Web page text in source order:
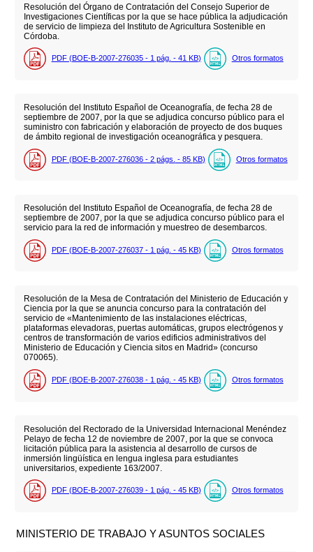
Resolución del Órgano de Contratación del Consejo Superior de
Investigaciones Científicas por la que se hace pública la adjudicación
de servicio de limpieza del Instituto de Agricultura Sostenible en
Córdoba.
PDF (BOE-B-2007-276035 - 1 pág. - 41 KB) Otros formatos
Resolución del Instituto Español de Oceanografía, de fecha 28 de
septiembre de 2007, por la que se adjudica concurso público para el
suministro con fabricación y elaboración de proyecto de dos buques
de ámbito regional de investigación oceanográfica y pesquera.
PDF (BOE-B-2007-276036 - 2 págs. - 85 KB) Otros formatos
Resolución del Instituto Español de Oceanografía, de fecha 28 de
septiembre de 2007, por la que se adjudica concurso público para el
servicio para la red de información y muestreo de desembarcos.
PDF (BOE-B-2007-276037 - 1 pág. - 45 KB) Otros formatos
Resolución de la Mesa de Contratación del Ministerio de Educación y
Ciencia por la que se anuncia concurso para la contratación del
servicio de «Mantenimiento de las instalaciones eléctricas,
plataformas elevadoras, puertas automáticas, grupos electrógenos y
centros de transformación de varios edificios administrativos del
Ministerio de Educación y Ciencia sitos en Madrid» (concurso
070065).
PDF (BOE-B-2007-276038 - 1 pág. - 45 KB) Otros formatos
Resolución del Rectorado de la Universidad Internacional Menéndez
Pelayo de fecha 12 de noviembre de 2007, por la que se convoca
licitación pública para la asistencia al desarrollo de cursos de
inmersión lingüística en lengua inglesa para estudiantes
universitarios, expediente 163/2007.
PDF (BOE-B-2007-276039 - 1 pág. - 45 KB) Otros formatos
MINISTERIO DE TRABAJO Y ASUNTOS SOCIALES